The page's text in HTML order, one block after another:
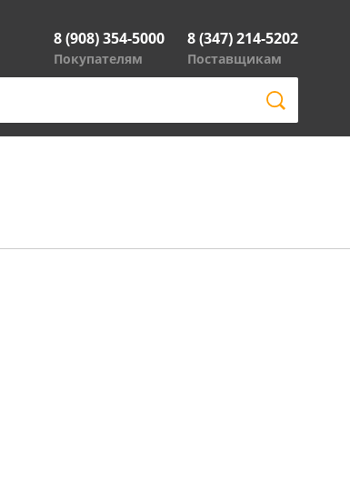
8 (908) 354-5000
Покупателям
8 (347) 214-5202
Поставщикам